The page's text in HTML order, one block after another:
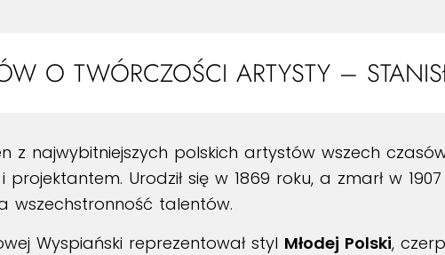
O TWÓRCZOŚCI ARTYSTY –
z najwybitniejszych polskich artystów wszech
Urodził się w 1869 roku, a zmarł w 1907
wszechstronność talentów.
Wyspiański reprezentował styl Młodej Polski,